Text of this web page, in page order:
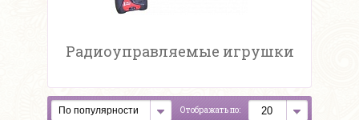
Радиоуправляемые игрушки
Отображать по: